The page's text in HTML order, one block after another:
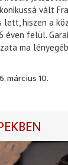
vált
lett, hiszen a
éven felül.
ma
március 10.